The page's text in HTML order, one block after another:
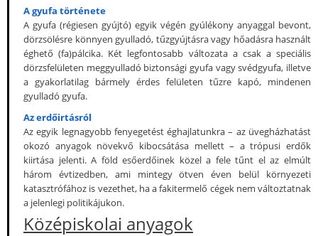
A gyufa története
A gyufa (régiesen gyújtó) egyik végén gyúlékony anyaggal bevont,
dörzsölésre könnyen gyulladó, tűzgyújtásra vagy hőadásra használt
éghető (fa)pálcika. Két legfontosabb változata a csak a speciális
dörzsfelületen meggyulladó biztonsági gyufa vagy svédgyufa, illetve
a gyakorlatilag bármely érdes felületen tűzre kapó, mindenen
gyulladó gyufa.
Az erdőirtásról
Az egyik legnagyobb fenyegetést éghajlatunkra – az üvegházhatást
okozó anyagok növekvő kibocsátása mellett – a trópusi erdők
kiirtása jelenti. A föld esőerdőinek közel a fele tűnt el az elmúlt
három évtizedben, ami mintegy ötven éven belül környezeti
katasztrófához is vezethet, ha a fakitermelő cégek nem változtatnak
a jelenlegi politikájukon.
Középiskolai anyagok